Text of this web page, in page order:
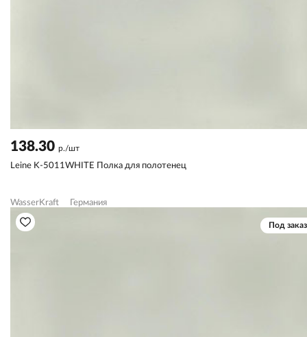
138.30 р./шт
Leine K-5011WHITE Полка для полотенец
WasserKraft Германия
Под заказ